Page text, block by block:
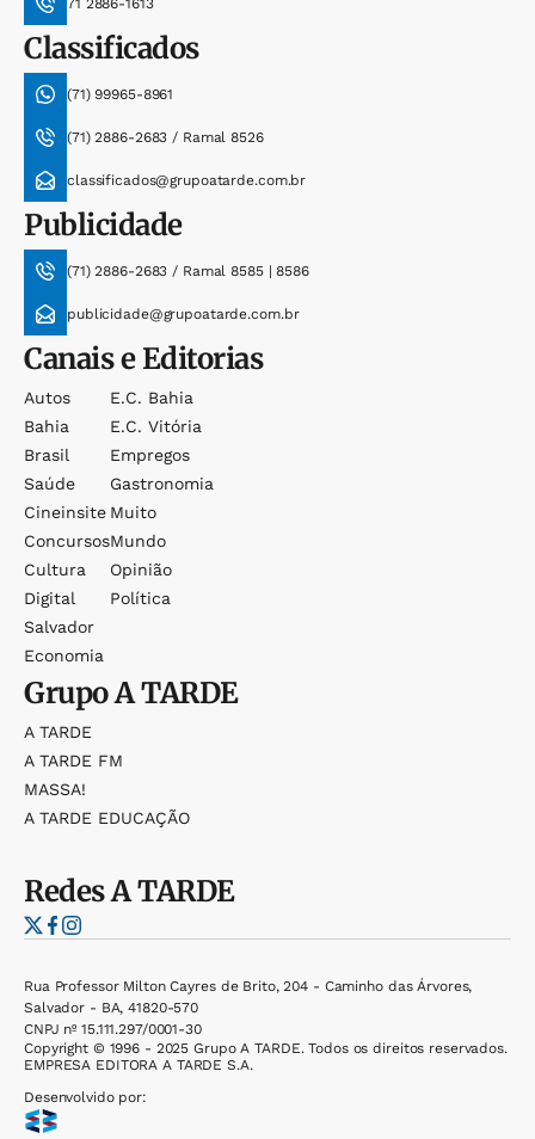
71 2886-1613
Classificados
(71) 99965-8961
(71) 2886-2683 / Ramal 8526
classificados@grupoatarde.com.br
Publicidade
(71) 2886-2683 / Ramal 8585 | 8586
publicidade@grupoatarde.com.br
Canais e Editorias
Autos
Bahia
Brasil
Saúde
Cineinsite
Concursos
Cultura
Digital
Salvador
Economia
E.c. Bahia
E.c. Vitória
Empregos
Gastronomia
Muito
Mundo
Opinião
Política
GrupoA TARDE
A TARDE
A TARDE FM
MASSA!
A TARDE EDUCAÇÃO
RedesA TARDE
Rua Professor Milton Cayres de Brito, 204 - Caminho das Árvores,
Salvador - BA, 41820-570
CNPJ nº 15.111.297/0001-30
Copyright © 1996 - 2025 Grupo A TARDE. Todos os direitos reservados.
EMPRESA EDITORA A TARDE S.A.
Desenvolvido por: